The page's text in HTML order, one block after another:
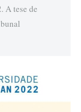
A tese de